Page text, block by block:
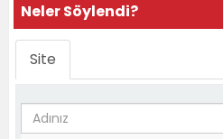
Neler Söylendi?
Site